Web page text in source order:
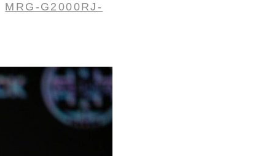
MRG-G2000RJ-